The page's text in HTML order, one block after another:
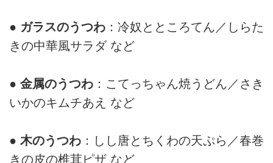
● ガラスのうつわ ：冷奴とところてん／しらた
きの中華風サラダ など
● 金属のうつわ ：こてっちゃん焼うどん／さき
いかのキムチあえ など
● 木のうつわ ：しし唐とちくわの天ぷら／春巻
きの皮の椎茸ピザ など